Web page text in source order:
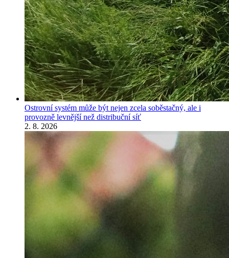
Ostrovní systém může být nejen zcela soběstačný, ale i
provozně levnější než distribuční síť
2. 8. 2026